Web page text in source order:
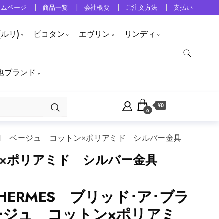
ページ 商品一覧 会社概要 ご注文方法 支払い
リ) ピコタン エヴリン リンディ
ブランド
0
¥0
ベージュ コットン×ポリアミド シルバー金具
ポリアミド シルバー金具
ブリッド･ア･ブラ
ュ コットン×ポリアミ